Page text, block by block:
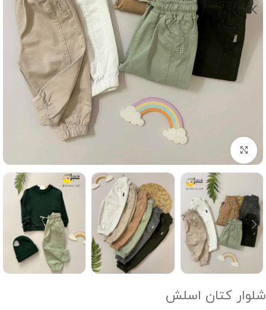
Click to enlarge
شلوار کتان اسلش